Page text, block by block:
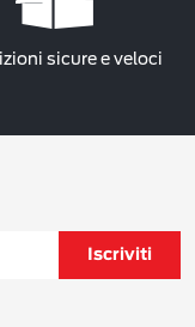
sicure e veloci
Iscriviti